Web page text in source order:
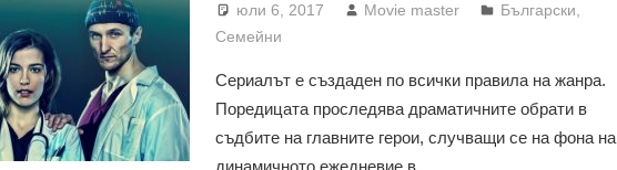
юли 6, 2017 Movie master Български,
Семейни
Сериалът е създаден по всички правила на жанра.
Поредицата проследява драматичните обрати в
съдбите на главните герои, случващи се на фона на